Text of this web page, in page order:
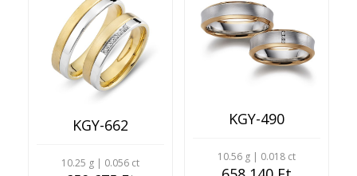
KGY-662
10.25 g | 0.056 ct
KGY-490
10.56 g | 0.018 ct